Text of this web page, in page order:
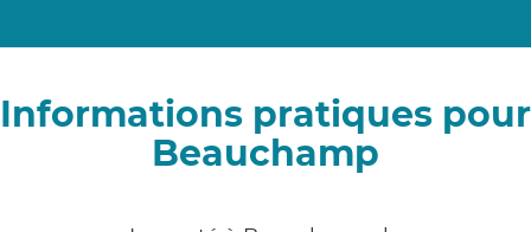
Informations pratiques pour
Beauchamp